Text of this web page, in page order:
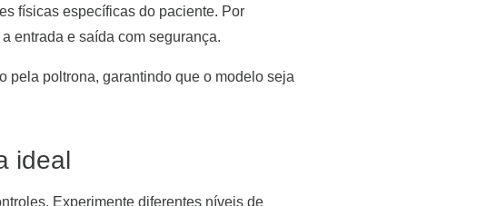
físicas específicas do paciente. Por
entrada e saída com segurança.
pela poltrona, garantindo que o modelo seja
ideal
Experimente diferentes níveis de